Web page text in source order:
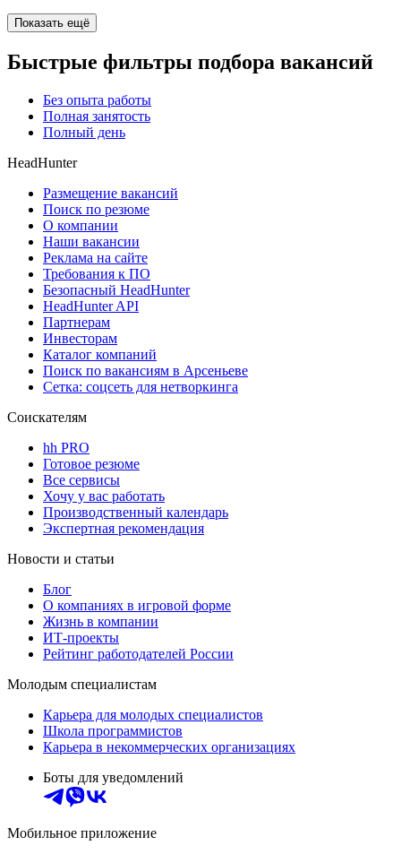
Показать ещё
Быстрые фильтры подбора вакансий
Без опыта работы
Полная занятость
Полный день
HeadHunter
Размещение вакансий
Поиск по резюме
О компании
Наши вакансии
Реклама на сайте
Требования к ПО
Безопасный HeadHunter
HeadHunter API
Партнерам
Инвесторам
Каталог компаний
Поиск по вакансиям в Арсеньеве
Сетка: соцсеть для нетворкинга
Соискателям
hh PRO
Готовое резюме
Все сервисы
Хочу у вас работать
Производственный календарь
Экспертная рекомендация
Новости и статьи
Блог
О компаниях в игровой форме
Жизнь в компании
ИТ-проекты
Рейтинг работодателей России
Молодым специалистам
Карьера для молодых специалистов
Школа программистов
Карьера в некоммерческих организациях
Боты для уведомлений
Мобильное приложение